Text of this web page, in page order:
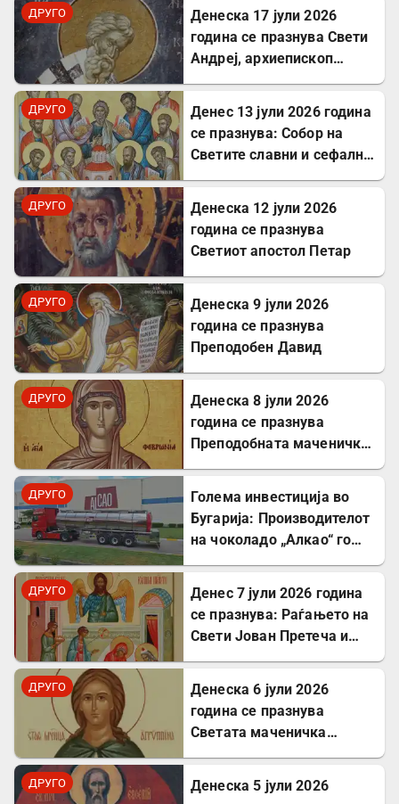
ДРУГО
Денеска 17 јули 2026
година се празнува Свети
Андреј, архиепископ
ДРУГО
Денес 13 јули 2026 година
се празнува: Собор на
Светите славни и сефални
ДРУГО
Денеска 12 јули 2026
година се празнува
Светиот апостол Петар
ДРУГО
Денеска 9 јули 2026
година се празнува
Преподобен Давид
ДРУГО
Денеска 8 јули 2026
година се празнува
Преподобната маченичка
ДРУГО
Голема инвестиција во
Бугарија: Производителот
на чоколадо „Алкао“ го
ДРУГО
Денес 7 јули 2026 година
се празнува: Раѓањето на
Свети Јован Претеча и
ДРУГО
Денеска 6 јули 2026
година се празнува
Светата маченичка
ДРУГО
Денеска 5 јули 2026